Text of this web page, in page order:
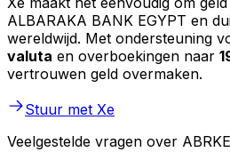
ALBARAKA BANK EGYPT en
wereldwijd. Met ondersteuning
valuta en overboekingen naar
vertrouwen geld overmaken.
Stuur met Xe
Veelgestelde vragen over